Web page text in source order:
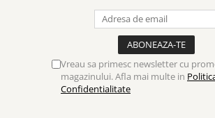
Vreau sa primesc newsletter cu
magazinului. Afla mai multe in
Confidentialitate